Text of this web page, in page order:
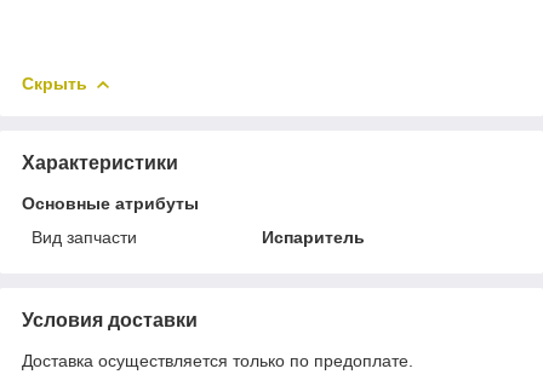
Скрыть
Характеристики
Основные атрибуты
Вид запчасти
Испаритель
Условия доставки
Доставка осуществляется только по предоплате.